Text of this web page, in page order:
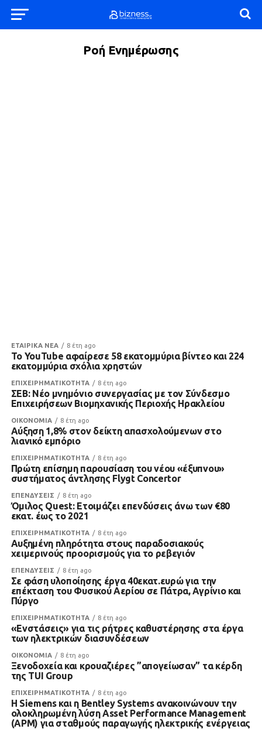
Ροή Ενημέρωσης
ΕΤΑΙΡΙΚΑ ΝΕΑ 8 έτη ago
Το YouTube αφαίρεσε 58 εκατομμύρια βίντεο και 224
εκατομμύρια σχόλια χρηστών
ΕΠΙΧΕΙΡΗΜΑΤΙΚΟΤΗΤΑ 8 έτη ago
ΣΕΒ: Νέο μνημόνιο συνεργασίας με τον Σύνδεσμο
Επιχειρήσεων Βιομηχανικής Περιοχής Ηρακλείου
ΟΙΚΟΝΟΜΙΑ 8 έτη ago
Αύξηση 1,8% στον δείκτη απασχολούμενων στο
λιανικό εμπόριο
ΕΠΙΧΕΙΡΗΜΑΤΙΚΟΤΗΤΑ 8 έτη ago
Πρώτη επίσημη παρουσίαση του νέου «έξυπνου»
συστήματος άντλησης Flygt Concertor
ΕΠΕΝΔΥΣΕΙΣ 8 έτη ago
Όμιλος Quest: Ετοιμάζει επενδύσεις άνω των €80
εκατ. έως το 2021
ΕΠΙΧΕΙΡΗΜΑΤΙΚΟΤΗΤΑ 8 έτη ago
Αυξημένη πληρότητα στους παραδοσιακούς
χειμερινούς προορισμούς για το ρεβεγιόν
ΕΠΕΝΔΥΣΕΙΣ 8 έτη ago
Σε φάση υλοποίησης έργα 40εκατ.ευρώ για την
επέκταση του Φυσικού Αερίου σε Πάτρα, Αγρίνιο και
Πύργο
ΕΠΙΧΕΙΡΗΜΑΤΙΚΟΤΗΤΑ 8 έτη ago
«Ενστάσεις» για τις ρήτρες καθυστέρησης στα έργα
των ηλεκτρικών διασυνδέσεων
ΟΙΚΟΝΟΜΙΑ 8 έτη ago
Ξενοδοχεία και κρουαζιέρες ”απογείωσαν” τα κέρδη
της TUI Group
ΕΠΙΧΕΙΡΗΜΑΤΙΚΟΤΗΤΑ 8 έτη ago
Η Siemens και η Bentley Systems ανακοινώνουν την
ολοκληρωμένη λύση Asset Performance Management
(APM) για σταθμούς παραγωγής ηλεκτρικής ενέργειας